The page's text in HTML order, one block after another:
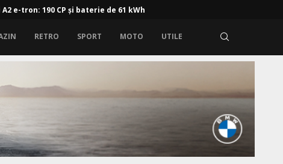
A2 e-tron: 190 CP și baterie de 61 kWh
RETRO SPORT MOTO UTILE